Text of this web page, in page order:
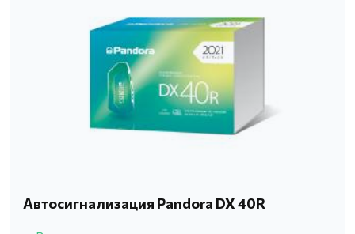
Автосигнализация Pandora DX 40R